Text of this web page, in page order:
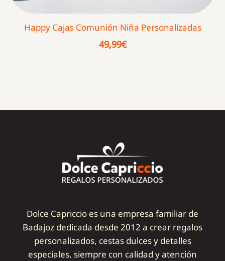
Happy Cajas Comunión Niña Personalizadas
49,99€
Dolce Capriccio es una empresa familiar de
Badajoz dedicada desde 2012 a crear regalos
personalizados, cestas dulces y detalles
especiales, siempre con calidad y atención